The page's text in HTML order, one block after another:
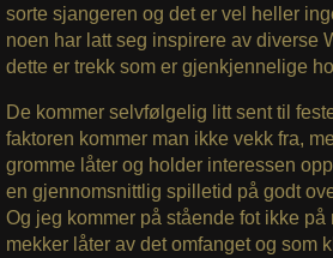
sorte sjangeren og det er vel heller
noen har latt seg inspirere av diverse
dette er trekk som er gjenkjennelige
De kommer selvfølgelig litt sent til
faktoren kommer man ikke vekk fra,
gromme låter og holder interessen
en gjennomsnittlig spilletid på godt
Og jeg kommer på stående fot ikke
mekker låter av det omfanget og som